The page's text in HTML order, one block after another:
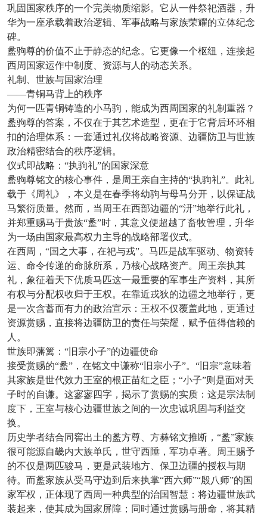
巩固国家秩序的一个完美物质缩影。它从一件祭祀酒器，升
华为一座承载着政治逻辑、军事战略与家族荣耀的立体纪念
碑。
盠驹尊的价值不止于静态的纪念。它更像一个枢纽，连接起
西周国家运作中制度、资源与人的动态关系。
礼制、世族与国家治理
——青铜马背上的秩序
为何一匹青铜铸造的小马驹，能成为西周国家的礼制重器？
盠驹尊的答案，不仅在于其艺术造型，更在于它背后环环相
扣的治理体系：一套通过礼仪将战略资源、边疆防卫与世族
政治精密结合的秩序逻辑。
仪式即战略： “执驹礼”的国家深意
盠驹尊铭文的核心事件，是周王亲自主持的“执驹礼”。此礼
载于《周礼》，本义是在春季将幼驹与母马分开，以保证战
马繁衍质量。然而，当周王在西部边疆的“汧”地举行此礼，
并郑重赐马于贵族“盠”时，其意义便超越了畜牧管理，升华
为一场由国家最高权力主导的战略部署仪式。
在西周， “国之大事，在祀与戎”。马匹是战车驱动、物资转
运、命令传递的命脉所系，乃核心战略资产。周王亲执其
礼，象征着天下优质马匹这一最重要的军事生产资料，其所
有权与分配权收归于王权。在靠近戎狄的边疆之地举行，更
是一次含蓄而有力的政治宣示：王权不仅覆盖此地，更通过
资源赏赐，直接将边疆防卫的责任与荣耀，赋予值得信赖的
人。
世族即藩篱： “旧宗小子”的边疆使命
接受赏赐的“盠”，在铭文中谦称“旧宗小子”。“旧宗”意味着
其家族是世代效力王室的根正苗红之臣；“小子”则是面对天
子时的自谦。这寥寥四字，揭示了赏赐的实质：这是宗法制
度下，王室与核心边疆世族之间的一次忠诚巩固与利益交
换。
历史学者结合同窖出土的盠方尊、方彝铭文推断， “盠”家族
很可能源自畿内大族单氏，世守西陲，军功卓著。周王赐予
的不仅是两匹骏马，更是武装地方、保卫边疆的授权与期
待。而盠家族从受马守边到后来执掌“西六师”“殷八师”的国
家军权，正体现了西周一种典型的治国智慧：将边疆世族武
装起来，使其成为国家屏障；同时通过赏赐与册命，将其精